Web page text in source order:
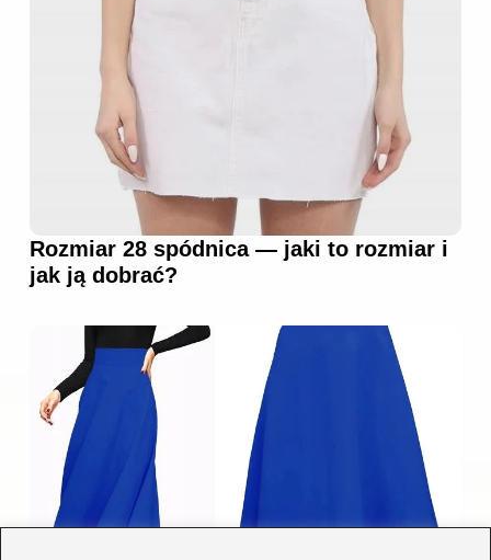
Rozmiar 28 spódnica — jaki to rozmiar i
jak ją dobrać?